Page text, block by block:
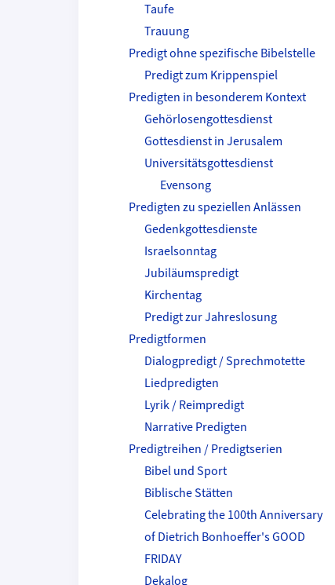
Taufe
Trauung
Predigt ohne spezifische Bibelstelle
Predigt zum Krippenspiel
Predigten in besonderem Kontext
Gehörlosengottesdienst
Gottesdienst in Jerusalem
Universitätsgottesdienst
Evensong
Predigten zu speziellen Anlässen
Gedenkgottesdienste
Israelsonntag
Jubiläumspredigt
Kirchentag
Predigt zur Jahreslosung
Predigtformen
Dialogpredigt / Sprechmotette
Liedpredigten
Lyrik / Reimpredigt
Narrative Predigten
Predigtreihen / Predigtserien
Bibel und Sport
Biblische Stätten
Celebrating the 100th Anniversary
of Dietrich Bonhoeffer's GOOD
FRIDAY
Dekalog